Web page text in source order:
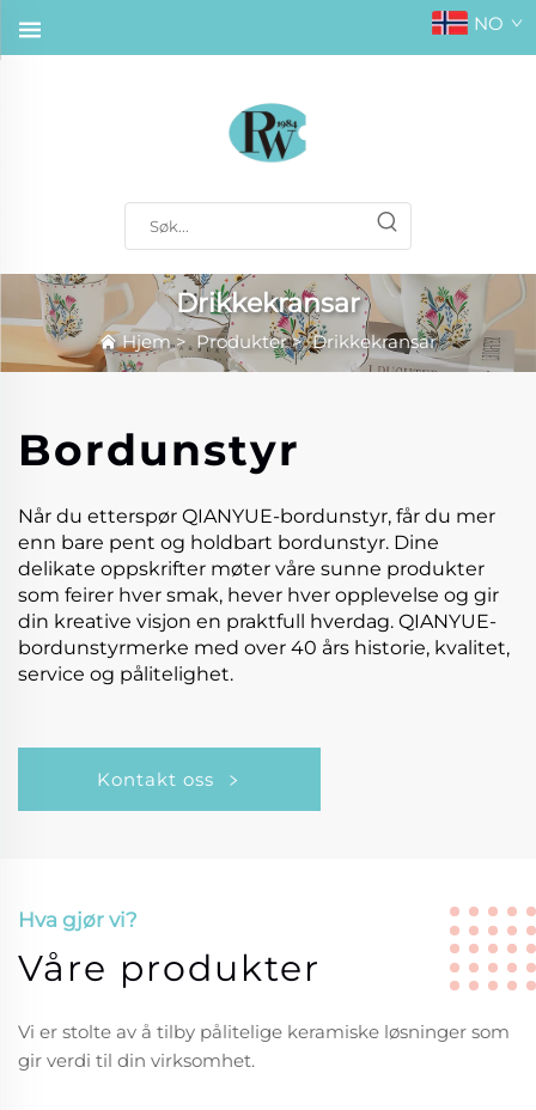
NO
Drikkekransar
Hjem> Produkter>Drikkekransar
Bordunstyr
Når du etterspør QIANYUE-bordunstyr, får du mer
enn bare pent og holdbart bordunstyr. Dine
delikate oppskrifter møter våre sunne produkter
som feirer hver smak, hever hver opplevelse og gir
din kreative visjon en praktfull hverdag. QIANYUE-
bordunstyrmerke med over 40 års historie, kvalitet,
service og pålitelighet.
Kontakt oss
Hva gjør vi?
Våre produkter
Vi er stolte av å tilby pålitelige keramiske løsninger som
gir verdi til din virksomhet.